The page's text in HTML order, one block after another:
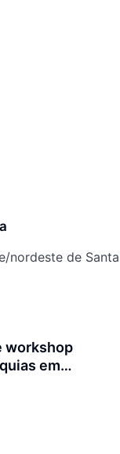
nordeste de Santa
workshop
em